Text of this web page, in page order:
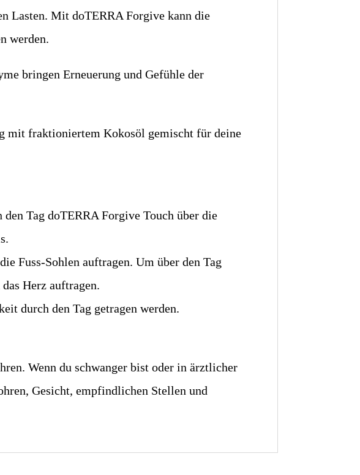
Lasten. Mit doTERRA Forgive kann die
werden.
bringen Erneuerung und Gefühle der
mit fraktioniertem Kokosöl gemischt für deine
Tag doTERRA Forgive Touch über die
Fuss-Sohlen auftragen. Um über den Tag
Herz auftragen.
durch den Tag getragen werden.
Wenn du schwanger bist oder in ärztlicher
Gesicht, empfindlichen Stellen und